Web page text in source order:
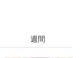
週間